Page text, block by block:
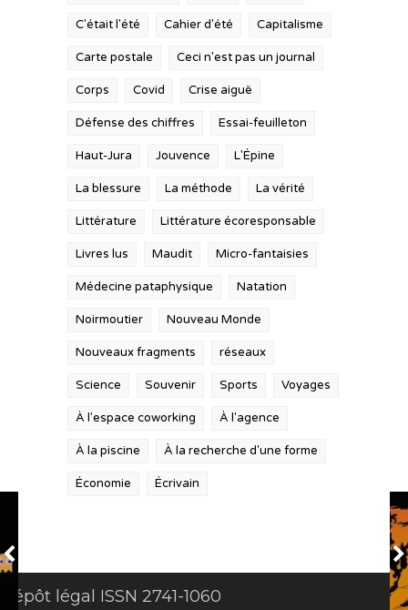
C'était l'été Cahier d'été Capitalisme
Carte postale Ceci n'est pas un journal
Corps Covid Crise aiguë
Défense des chiffres Essai-feuilleton
Haut-Jura Jouvence L'Épine
La blessure La méthode La vérité
Littérature Littérature écoresponsable
Livres lus Maudit Micro-fantaisies
Médecine pataphysique Natation
Noirmoutier Nouveau Monde
Nouveaux fragments réseaux
Science Souvenir Sports Voyages
À l'espace coworking À l'agence
À la piscine À la recherche d'une forme
Économie Écrivain
Dépôt légal ISSN 2741-1060